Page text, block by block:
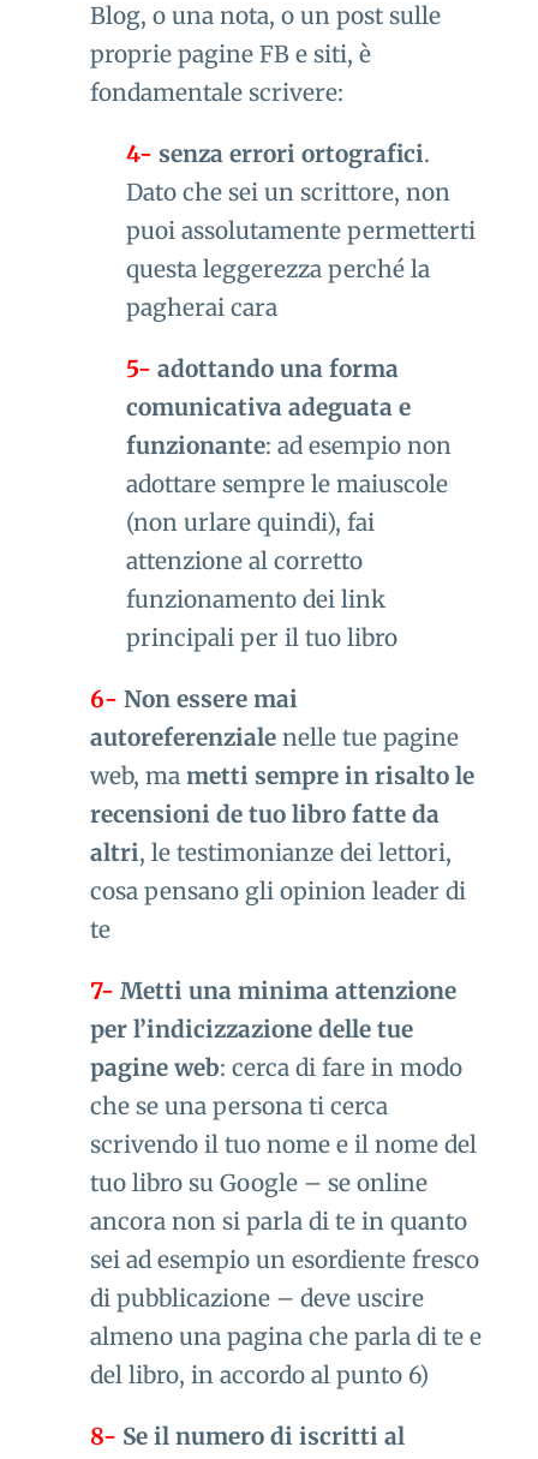
Blog, o una nota, o un post sulle
proprie pagine FB e siti, è
fondamentale scrivere:
4- senza errori ortografici.
Dato che sei un scrittore, non
puoi assolutamente permetterti
questa leggerezza perché la
pagherai cara
5- adottando una forma
comunicativa adeguata e
funzionante: ad esempio non
adottare sempre le maiuscole
(non urlare quindi), fai
attenzione al corretto
funzionamento dei link
principali per il tuo libro
6- Non essere mai
autoreferenzialenelle tue pagine
web, ma metti sempre in risalto le
recensioni de tuo libro fatte da
altri, le testimonianze dei lettori,
cosa pensano gli opinion leader di
te
7- Metti una minima attenzione
per l’indicizzazione delle tue
pagine web: cerca di fare in modo
che se una persona ti cerca
scrivendo il tuo nome e il nome del
tuo libro su Google – se online
ancora non si parla di te in quanto
sei ad esempio un esordiente fresco
di pubblicazione – deve uscire
almeno una pagina che parla di te e
del libro, in accordo al punto 6)
8- Se il numero di iscritti al